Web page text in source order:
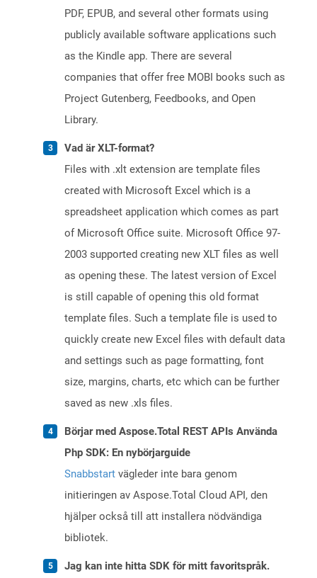
PDF, EPUB, and several other formats using
publicly available software applications such
as the Kindle app. There are several
companies that offer free MOBI books such as
Project Gutenberg, Feedbooks, and Open
Library.
Vad är XLT-format?
Files with .xlt extension are template files
created with Microsoft Excel which is a
spreadsheet application which comes as part
of Microsoft Office suite. Microsoft Office 97-
2003 supported creating new XLT files as well
as opening these. The latest version of Excel
is still capable of opening this old format
template files. Such a template file is used to
quickly create new Excel files with default data
and settings such as page formatting, font
size, margins, charts, etc which can be further
saved as new .xls files.
Börjar med Aspose.Total REST APIs Använda
Php SDK: En nybörjarguide
Snabbstart vägleder inte bara genom
initieringen av Aspose.Total Cloud API, den
hjälper också till att installera nödvändiga
bibliotek.
Jag kan inte hitta SDK för mitt favoritspråk.